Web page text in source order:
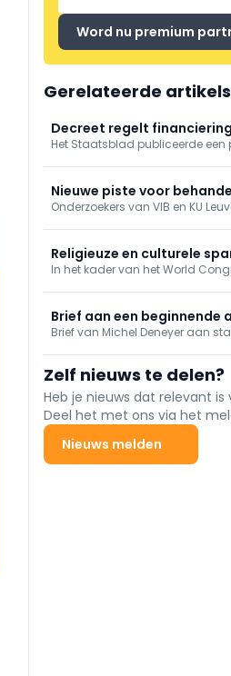
Word nu premium
Gerelateerde artikels
Decreet regelt
aan VUB en geneeskunde
Het Staatsblad publiceerde
UHasselt.
Nieuwe piste voor
leveruitzaaiingen ontdekt
Onderzoekers van VIB en KU
ontsnappen.
Religieuze en culturele
zorg
In het kader van het World
Gezondheidsrecht en Religieuze
boven de doopvont gehouden.
Brief aan een beginnende
Brief van Michel Deneyer aan
Zelf nieuws te delen?
Heb je nieuws dat relevant
Deel het met ons via het
Nieuws melden